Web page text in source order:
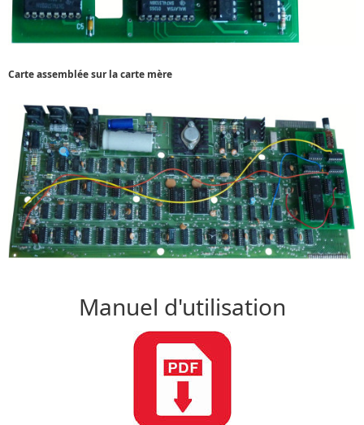
Carte assemblée sur la carte mère
Manuel d'utilisation